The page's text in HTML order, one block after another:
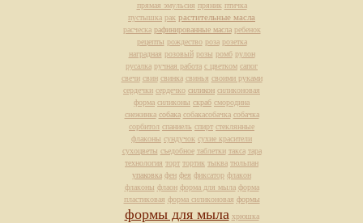
прямая эмульсия пряник птичка
пустышка рак растительные масла
расческа рафинированные масла ребенок
рецепты рождество роза розетка
наградная розовый розы ромб рулон
русалка ручная работа с цветком сапог
свечи свин свинка свинья своими руками
сердечки сердечко силикон силиконовая
форма силиконы скраб смородина
снежинка собака собакасобачка собачка
сорбитол спаниель спирт стеклянные
флаконы сундучок сухие красители
сухоцветы съедобное таблетки такса тара
технология торт тортик тыква тюльпан
упаковка фен фея фиксатор флакон
флаконы флаон форма для мыла форма
пластиковая форма силиконовая формы
формы для мыла хрюшка